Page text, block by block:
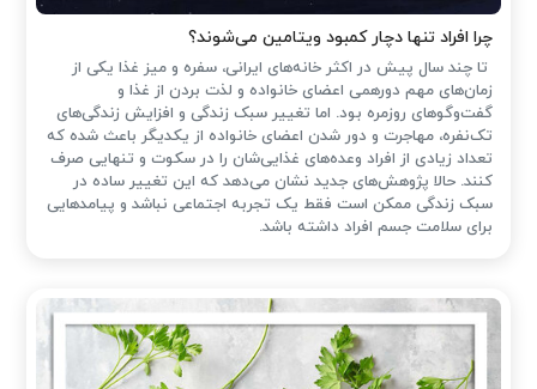
چرا افراد تنها دچار کمبود ویتامین می‌شوند؟
تا چند سال پیش در اکثر خانه‌های ایرانی، سفره و میز غذا یکی از
زمان‌های مهم دورهمی اعضای خانواده و لذت بردن از غذا و
گفت‌وگوهای روزمره بود. اما تغییر سبک زندگی و افزایش زندگی‌های
تک‌نفره، مهاجرت و دور شدن اعضای خانواده از یکدیگر باعث شده که
تعداد زیادی از افراد وعده‌های غذایی‌شان را در سکوت و تنهایی صرف
کنند. حالا پژوهش‌های جدید نشان می‌دهد که این تغییر ساده در
سبک زندگی ممکن است فقط یک تجربه اجتماعی نباشد و پیامدهایی
برای سلامت جسم افراد داشته باشد.